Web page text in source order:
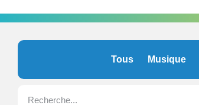
Tous Musique